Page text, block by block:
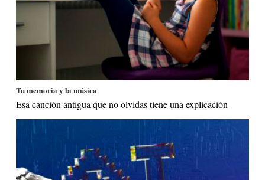
Tu memoria y la música
Esa canción antigua que no olvidas tiene una explicación